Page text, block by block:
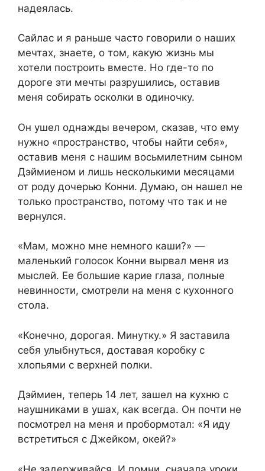
надеялась.
Сайлас и я раньше часто говорили о наших
мечтах, знаете, о том, какую жизнь мы
хотели построить вместе. Но где-то по
дороге эти мечты разрушились, оставив
меня собирать осколки в одиночку.
Он ушел однажды вечером, сказав, что ему
нужно «пространство, чтобы найти себя»,
оставив меня с нашим восьмилетним сыном
Дэймиеном и лишь несколькими месяцами
от роду дочерью Конни. Думаю, он нашел не
только пространство, потому что так и не
вернулся.
«Мам, можно мне немного каши?» —
маленький голосок Конни вырвал меня из
мыслей. Ее большие карие глаза, полные
невинности, смотрели на меня с кухонного
стола.
«Конечно, дорогая. Минутку.» Я заставила
себя улыбнуться, доставая коробку с
хлопьями с верхней полки.
Дэймиен, теперь 14 лет, зашел на кухню с
наушниками в ушах, как всегда. Он почти не
посмотрел на меня и пробормотал: «Я иду
встретиться с Джейком, окей?»